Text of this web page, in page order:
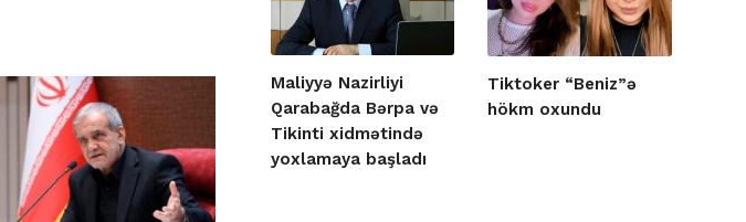
Maliyyə Nazirliyi
Qarabağda Bərpa və
Tikinti xidmətində
yoxlamaya başladı
Tiktoker “Beniz”ə
hökm oxundu